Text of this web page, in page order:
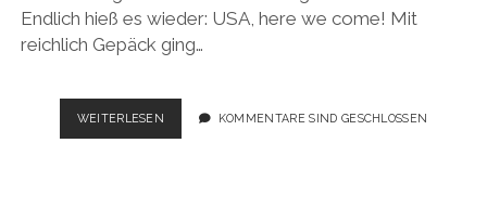
Endlich hieß es wieder: USA, here we come! Mit
reichlich Gepäck ging…
WEITERLESEN
ROADTRIP
KOMMENTARE SIND GESCHLOSSEN